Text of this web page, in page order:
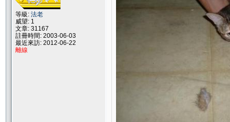
等級: 法老
威望: 1
文章: 31167
註冊時間: 2003-06-03
最近來訪: 2012-06-22
離線